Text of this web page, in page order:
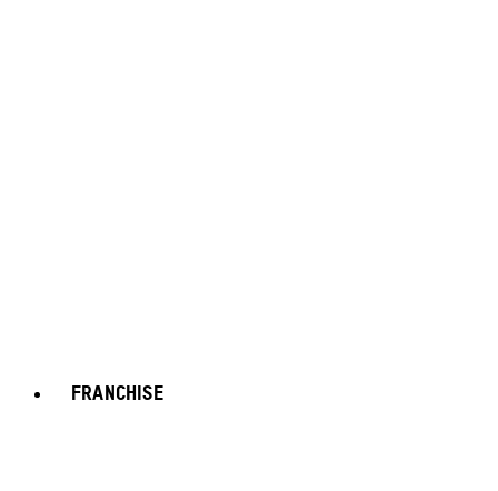
FRANCHISE